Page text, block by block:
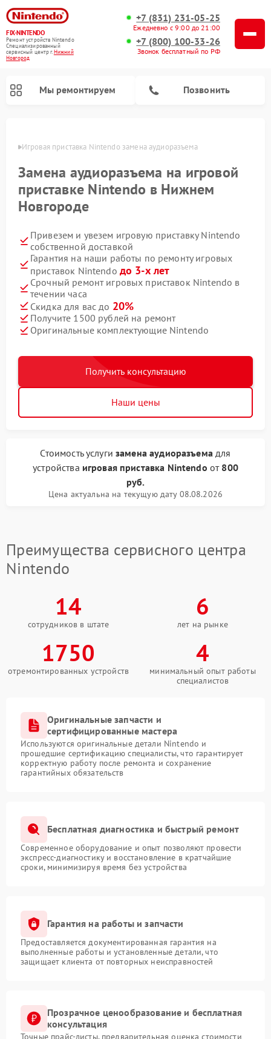
FIX-NINTENDO
Ремонт устройств Nintendo
Специализированный
cервисный центр г.Нижний
Новгород
+7 (831) 231-05-25
Ежедневно с 9:00 до 21:00
+7 (800) 100-33-26
Звонок бесплатный по РФ
Мы ремонтируем Позвонить
Игровая приставка Nintendo замена аудиоразъема
Замена аудиоразъема на игровой
приставке Nintendo в Нижнем
Новгороде
Привезем и увезем игровую приставку Nintendo
собственной доставкой
Гарантия на наши работы по ремонту игровых
приставок Nintendo до 3-х лет
Срочный ремонт игровых приставок Nintendo в
течении часа
Скидка для вас до 20%
Получите 1500 рублей на ремонт
Оригинальные комплектующие Nintendo
Получить консультацию
Наши цены
Стоимость услугизамена аудиоразъема для
устройства игровая приставка Nintendo от 800
руб.
Цена актуальна на текущую дату 08.08.2026
Преимущества сервисного центра
Nintendo
14
сотрудников в штате
6
лет на рынке
1750
отремонтированных устройств
4
минимальный опыт работы
специалистов
Оригинальные запчасти и
сертифицированные мастера
Используются оригинальные детали Nintendo и
прошедшие сертификацию специалисты, что гарантирует
корректную работу после ремонта и сохранение
гарантийных обязательств
Бесплатная диагностика и быстрый ремонт
Современное оборудование и опыт позволяют провести
экспресс-диагностику и восстановление в кратчайшие
сроки, минимизируя время без устройства
Гарантия на работы и запчасти
Предоставляется документированная гарантия на
выполненные работы и установленные детали, что
защищает клиента от повторных неисправностей
Прозрачное ценообразование и бесплатная
консультация
Точные прайс-листы, предварительная оценка стоимости